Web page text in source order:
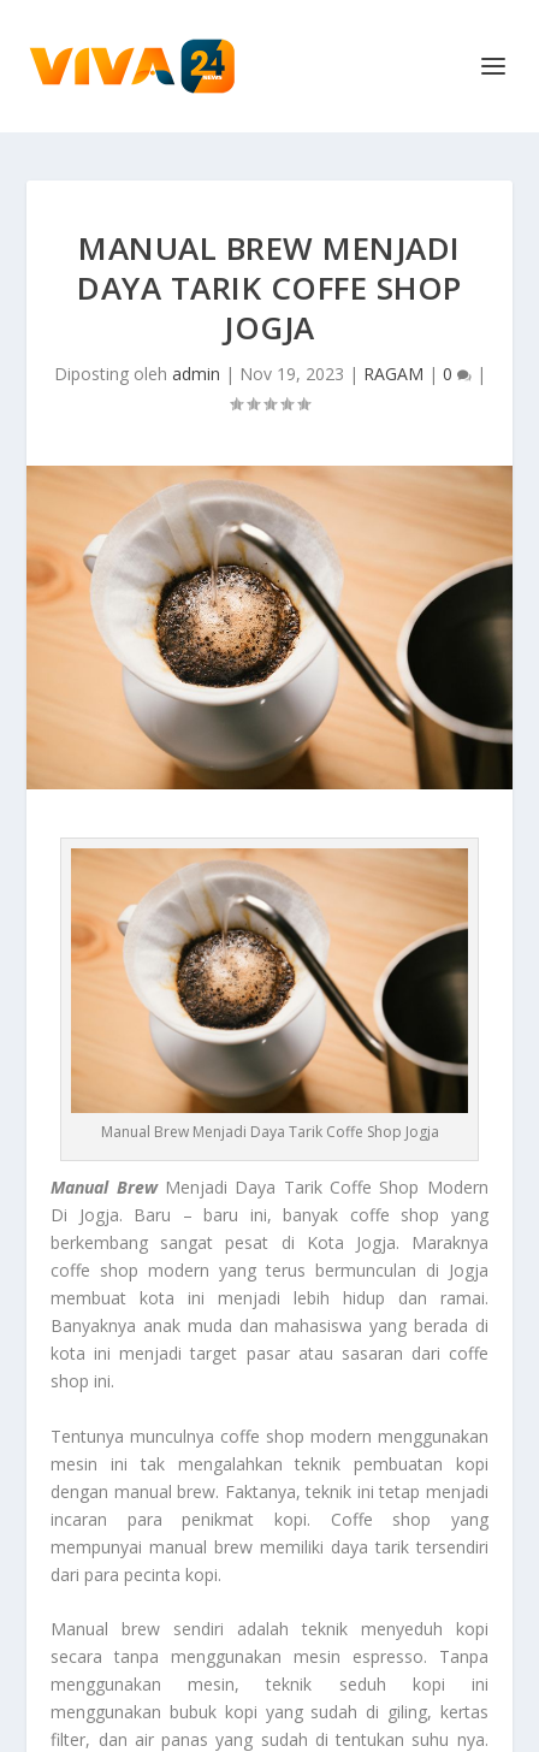
MANUAL BREW MENJADI
DAYA TARIK COFFE SHOP
JOGJA
Diposting oleh admin | Nov 19, 2023 | RAGAM | 0 |
Manual Brew Menjadi Daya Tarik Coffe Shop Jogja
Manual BrewMenjadi Daya Tarik Coffe Shop Modern
Di Jogja. Baru – baru ini, banyak coffe shop yang
berkembang sangat pesat di Kota Jogja. Maraknya
coffe shop modern yang terus bermunculan di Jogja
membuat kota ini menjadi lebih hidup dan ramai.
Banyaknya anak muda dan mahasiswa yang berada di
kota ini menjadi target pasar atau sasaran dari coffe
shop ini.
Tentunya munculnya coffe shop modern menggunakan
mesin ini tak mengalahkan teknik pembuatan kopi
dengan manual brew. Faktanya, teknik ini tetap menjadi
incaran para penikmat kopi. Coffe shop yang
mempunyai manual brew memiliki daya tarik tersendiri
dari para pecinta kopi.
Manual brew sendiri adalah teknik menyeduh kopi
secara tanpa menggunakan mesin espresso. Tanpa
menggunakan mesin, teknik seduh kopi ini
menggunakan bubuk kopi yang sudah di giling, kertas
filter, dan air panas yang sudah di tentukan suhu nya.